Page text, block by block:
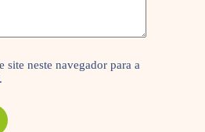
site neste navegador para a